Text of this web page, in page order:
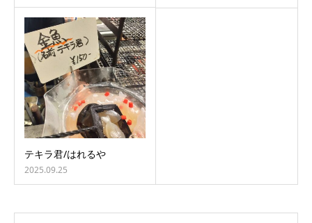
テキラ君/はれるや
2025.09.25